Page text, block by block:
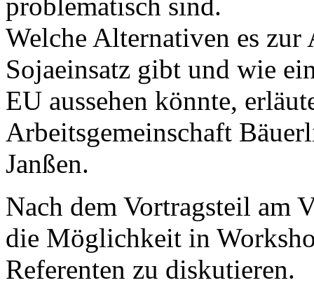
Welche Alternativen es
Sojaeinsatz gibt und wie
EU aussehen könnte,
Arbeitsgemeinschaft
Janßen.
Nach dem Vortragsteil am
die Möglichkeit in
Referenten zu diskutieren.